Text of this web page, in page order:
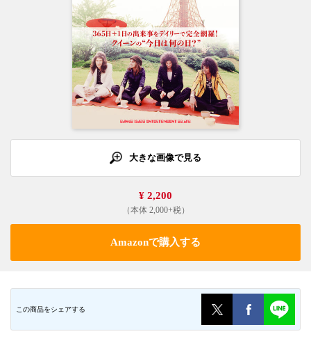
大きな画像で見る
¥ 2,200
（本体 2,000+税）
Amazonで購入する
この商品をシェアする